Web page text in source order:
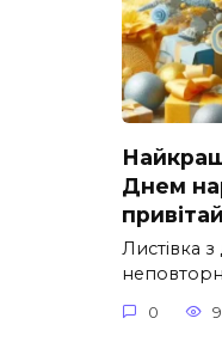
Днем
Листівка
0 9